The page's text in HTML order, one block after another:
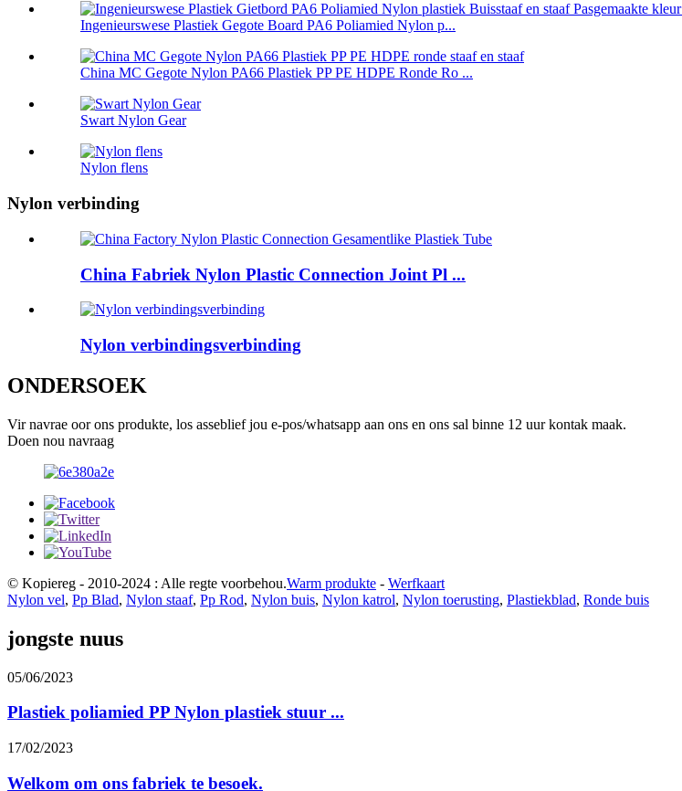
Ingenieurswese Plastiek Gegote Board PA6 Poliamied Nylon p...
China MC Gegote Nylon PA66 Plastiek PP PE HDPE Ronde Ro ...
Swart Nylon Gear
Nylon flens
Nylon verbinding
China Fabriek Nylon Plastic Connection Joint Pl ...
Nylon verbindingsverbinding
ONDERSOEK
Vir navrae oor ons produkte, los asseblief jou e-pos/whatsapp aan ons en ons sal binne 12 uur kontak maak.
Doen nou navraag
© Kopiereg - 2010-2024 : Alle regte voorbehou.Warm produkte - Werfkaart
Nylon vel, Pp Blad, Nylon staaf, Pp Rod, Nylon buis, Nylon katrol, Nylon toerusting, Plastiekblad, Ronde buis
jongste nuus
05/06/2023
Plastiek poliamied PP Nylon plastiek stuur ...
17/02/2023
Welkom om ons fabriek te besoek.